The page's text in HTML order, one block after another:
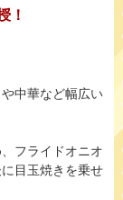
！
中華など幅広い
フライドオニオ
目玉焼きを乗せ